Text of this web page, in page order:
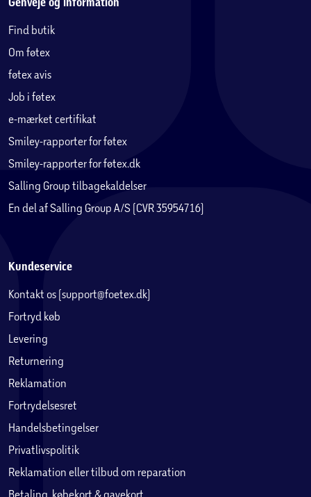
Find butik
Om føtex
føtex avis
Job i føtex
e-mærket certifikat
Smiley-rapporter for føtex
Smiley-rapporter for føtex.dk
Salling Group tilbagekaldelser
En del af Salling Group A/S (CVR 35954716)
Kundeservice
Kontakt os (support@foetex.dk)
Fortryd køb
Levering
Returnering
Reklamation
Fortrydelsesret
Handelsbetingelser
Privatlivspolitik
Reklamation eller tilbud om reparation
Betaling, købekort & gavekort